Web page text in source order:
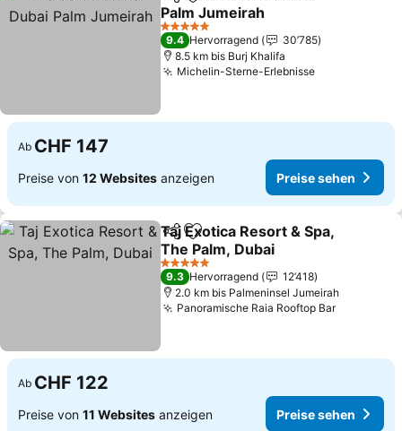
Zu Favoriten hinzufügen
Palm Jumeirah
5 Sterne
9.4 Hervorragend
30’785
8.5 km bis Burj Khalifa
Michelin-Sterne-Erlebnisse
Ab CHF 147
Preise von 12 Websites anzeigen Preise sehen
TeilenZu Favoriten hinzufügen
Taj Exotica Resort & Spa,
The Palm, Dubai
5 Sterne
9.3 Hervorragend
12’418
2.0 km bis Palmeninsel Jumeirah
Panoramische Raia Rooftop Bar
Ab CHF 122
Preise von 11 Websites anzeigen Preise sehen